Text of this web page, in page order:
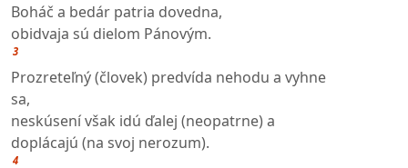
Boháč a bedár patria dovedna,
obidvaja sú dielom Pánovým.
3
Prozreteľný (človek) predvída nehodu a vyhne
sa,
neskúsení však idú ďalej (neopatrne) a
doplácajú (na svoj nerozum).
4